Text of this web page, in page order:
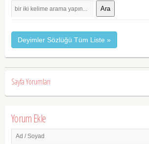
Ara
Deyimler Sözlüğü Tüm Liste »
Sayfa Yorumları
Yorum Ekle
Ad / Soyad